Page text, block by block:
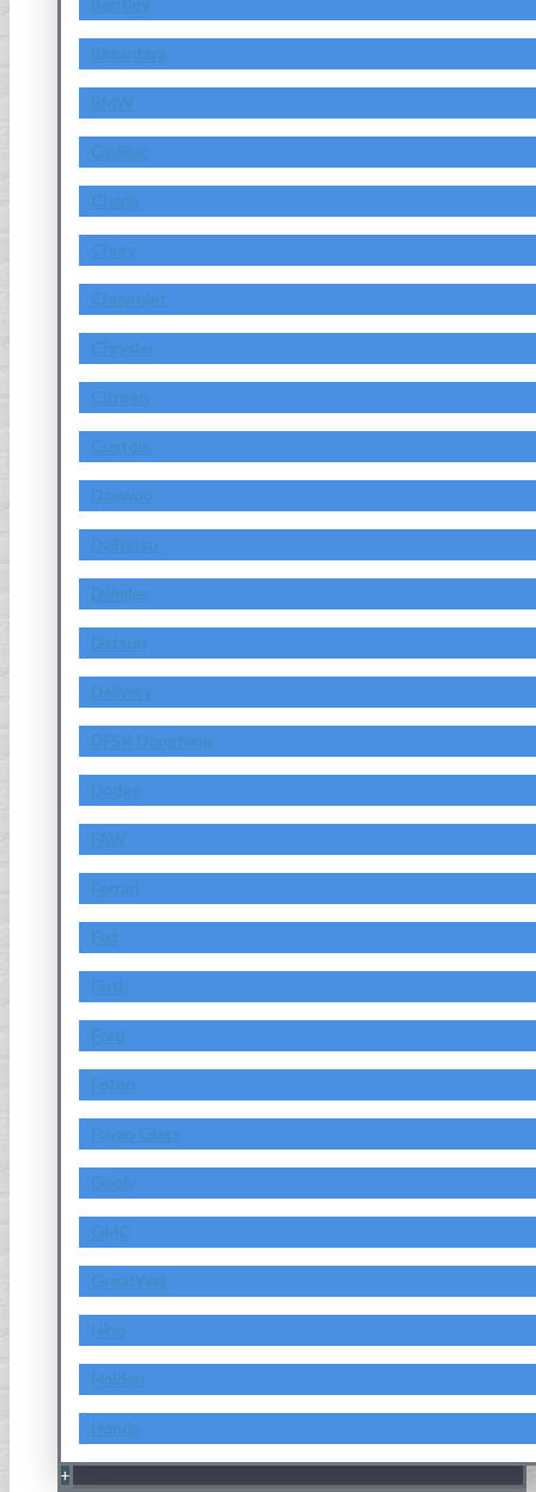
Bentley
Bimantara
BMW
Cadillac
Chana
Chery
Chevrolet
Chrysler
Citroen
Custom
Daewoo
Daihatsu
Daimler
Datsun
Delivery
DFSK Dongfeng
Dodge
FAW
Ferrari
Fiat
Fiath
Ford
Foton
Fuyao Glass
Geely
GMC
GreatWall
Hino
Holden
Honda
+